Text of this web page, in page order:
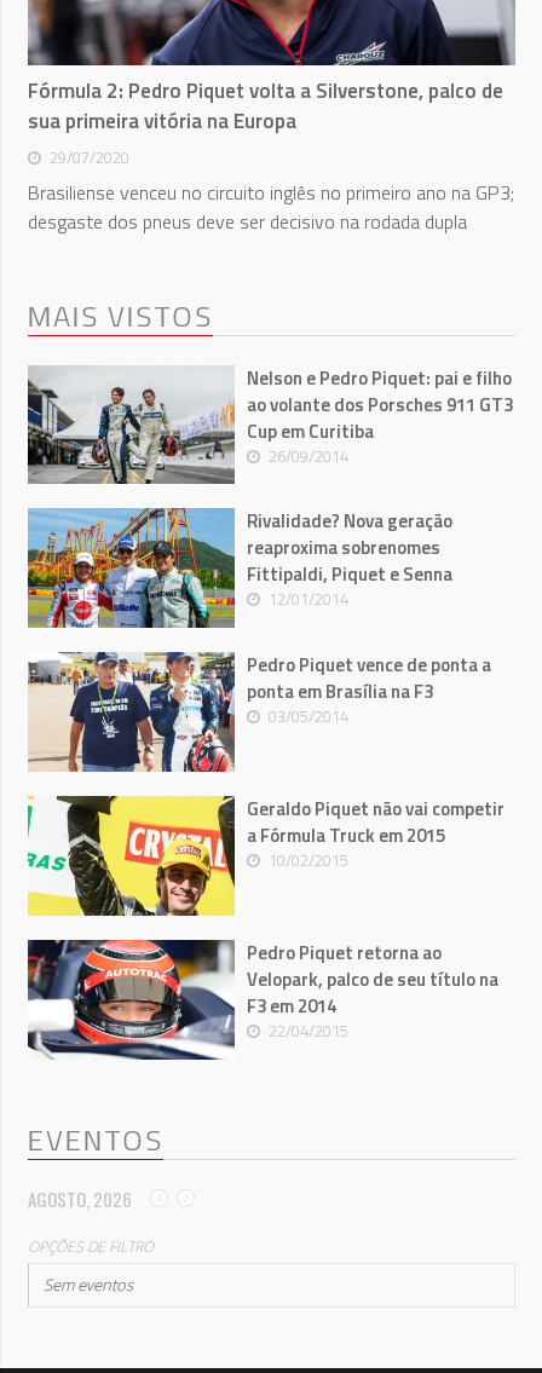
Fórmula 2: Pedro Piquet volta a Silverstone, palco de
sua primeira vitória na Europa
29/07/2020
Brasiliense venceu no circuito inglês no primeiro ano na GP3;
desgaste dos pneus deve ser decisivo na rodada dupla
MAIS VISTOS
Nelson e Pedro Piquet: pai e filho
ao volante dos Porsches 911 GT3
Cup em Curitiba
26/09/2014
Rivalidade? Nova geração
reaproxima sobrenomes
Fittipaldi, Piquet e Senna
12/01/2014
Pedro Piquet vence de ponta a
ponta em Brasília na F3
03/05/2014
Geraldo Piquet não vai competir
a Fórmula Truck em 2015
10/02/2015
Pedro Piquet retorna ao
Velopark, palco de seu título na
F3 em 2014
22/04/2015
EVENTOS
AGOSTO, 2026
OPÇÕES DE FILTRO
Sem eventos